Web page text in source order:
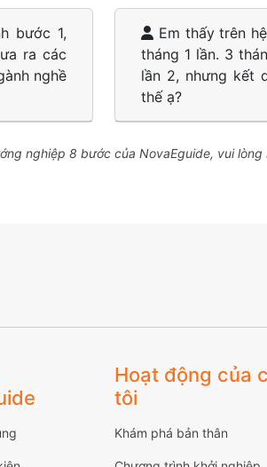
bước 1,
ra các
nghề
Em thấy trên
tháng 1 lần. 3
lần 2, nhưng kết
thế ạ?
nghiệp 8 bước của NovaEguide, vui
Hoạt động của
tôi
Khám phá bản thân